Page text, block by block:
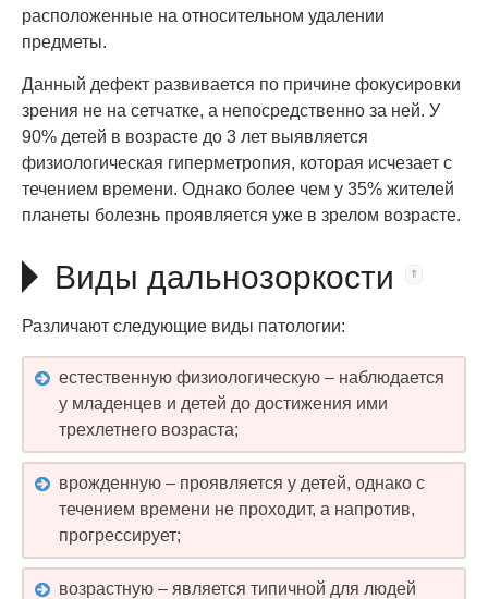
расположенные на относительном удалении
предметы.
Данный дефект развивается по причине фокусировки
зрения не на сетчатке, а непосредственно за ней. У
90% детей в возрасте до 3 лет выявляется
физиологическая гиперметропия, которая исчезает с
течением времени. Однако более чем у 35% жителей
планеты болезнь проявляется уже в зрелом возрасте.
Виды дальнозоркости
Различают следующие виды патологии:
естественную физиологическую – наблюдается
у младенцев и детей до достижения ими
трехлетнего возраста;
врожденную – проявляется у детей, однако с
течением времени не проходит, а напротив,
прогрессирует;
возрастную – является типичной для людей